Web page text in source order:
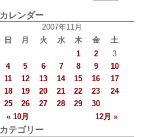
カレンダー
2007年11月
日
月 火 水 木 金 土
« 10月 12月 »
1 2
3
4
5 6 7 8 9
10
11
12 13 14 15 16
17
18
19 20 21 22 23
24
25
26 27 28 29 30
カテゴリー